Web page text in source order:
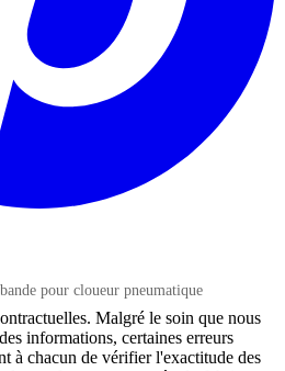
pour cloueur pneumatique
Malgré le soin que nous
informations, certaines erreurs
à chacun de vérifier l'exactitude des